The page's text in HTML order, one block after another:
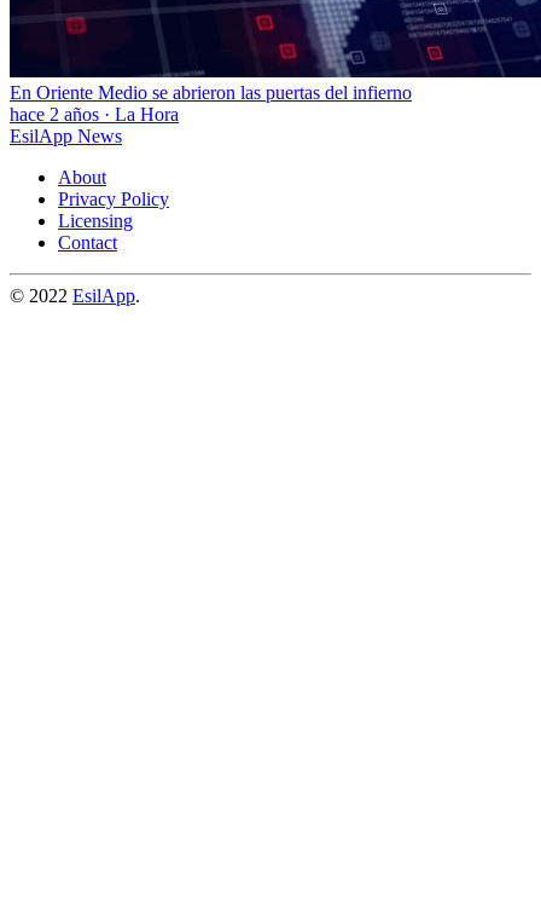
En Oriente Medio se abrieron las puertas del infierno
hace 2 años · La Hora
EsilApp News
About
Privacy Policy
Licensing
Contact
© 2022 EsilApp.